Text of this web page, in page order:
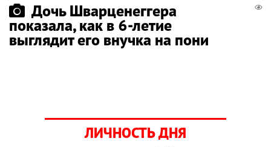
Дочь Шварценеггера
показала, как в 6-летие
выглядит его внучка на пони
ЛИЧНОСТЬ ДНЯ